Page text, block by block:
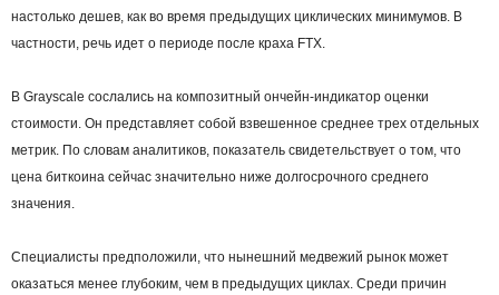
настолько дешев, как во время предыдущих циклических минимумов. В
частности, речь идет о периоде после краха FTX.
В Grayscale сослались на композитный ончейн-индикатор оценки
стоимости. Он представляет собой взвешенное среднее трех отдельных
метрик. По словам аналитиков, показатель свидетельствует о том, что
цена биткоина сейчас значительно ниже долгосрочного среднего
значения.
Специалисты предположили, что нынешний медвежий рынок может
оказаться менее глубоким, чем в предыдущих циклах. Среди причин